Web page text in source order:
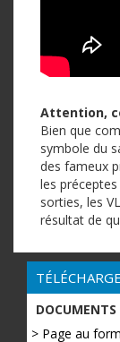
Attention,
Bien que
symbole du
des fameux
les
sorties, les
résultat de
DOCUMENTS
> Page au